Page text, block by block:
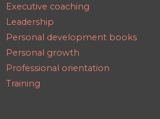
Executive coaching
Leadership
Personal development books
Personal growth
Professional orientation
Training